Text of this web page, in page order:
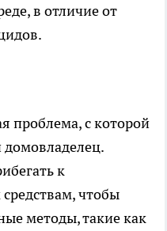
в отличие от
проблема, с которой
к
чтобы
методы, такие как